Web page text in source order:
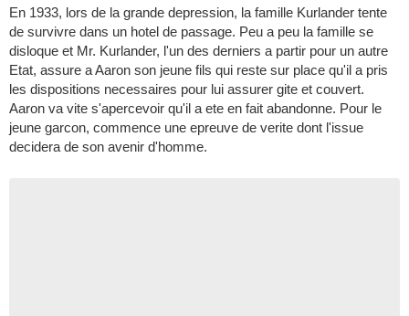
En 1933, lors de la grande depression, la famille Kurlander tente
de survivre dans un hotel de passage. Peu a peu la famille se
disloque et Mr. Kurlander, l'un des derniers a partir pour un autre
Etat, assure a Aaron son jeune fils qui reste sur place qu'il a pris
les dispositions necessaires pour lui assurer gite et couvert.
Aaron va vite s'apercevoir qu'il a ete en fait abandonne. Pour le
jeune garcon, commence une epreuve de verite dont l'issue
decidera de son avenir d'homme.